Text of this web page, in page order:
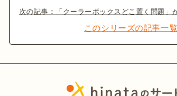
次の記事： 「クーラーボックスどこ置く問題」が解決。“謎のアルミ板”が便利す
このシリーズの記事一覧